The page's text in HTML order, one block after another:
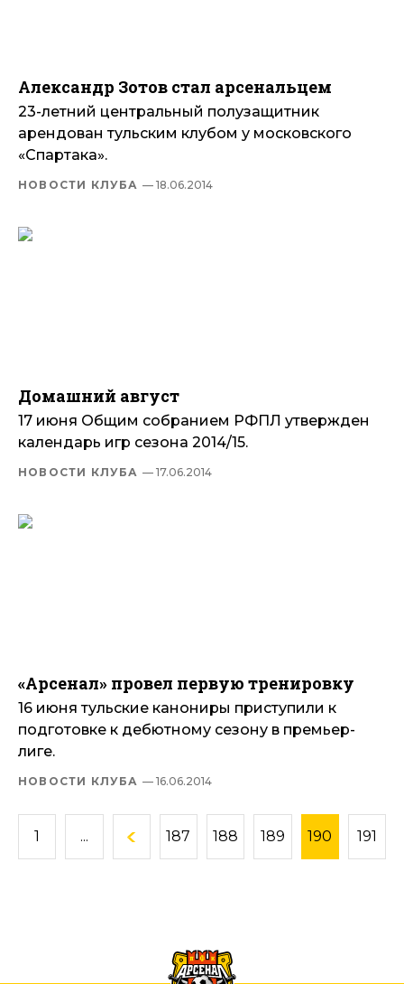
Александр Зотов стал арсенальцем
23-летний центральный полузащитник
арендован тульским клубом у московского
«Спартака».
НОВОСТИ КЛУБА — 18.06.2014
Домашний август
17 июня Общим собранием РФПЛ утвержден
календарь игр сезона 2014/15.
НОВОСТИ КЛУБА — 17.06.2014
«Арсенал» провел первую тренировку
16 июня тульские канониры приступили к
подготовке к дебютному сезону в премьер-
лиге.
НОВОСТИ КЛУБА — 16.06.2014
1 ... 187 188 189 190 191